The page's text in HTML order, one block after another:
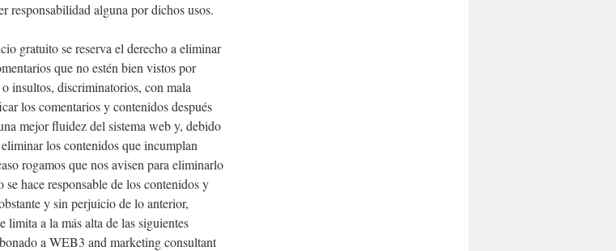
responsabilidad alguna por dichos usos.
gratuito se reserva el derecho a eliminar
que no estén bien vistos por
insultos, discriminatorios, con mala
los comentarios y contenidos después
mejor fluidez del sistema web y, debido
los contenidos que incumplan
rogamos que nos avisen para eliminarlo
hace responsable de los contenidos y
y sin perjuicio de lo anterior,
limita a la más alta de las siguientes
a WEB3 and marketing consultant